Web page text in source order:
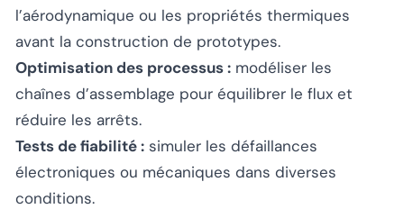
l’aérodynamique ou les propriétés thermiques
avant la construction de prototypes.
Optimisation des processus : modéliser les
chaînes d’assemblage pour équilibrer le flux et
réduire les arrêts.
Tests de fiabilité : simuler les défaillances
électroniques ou mécaniques dans diverses
conditions.